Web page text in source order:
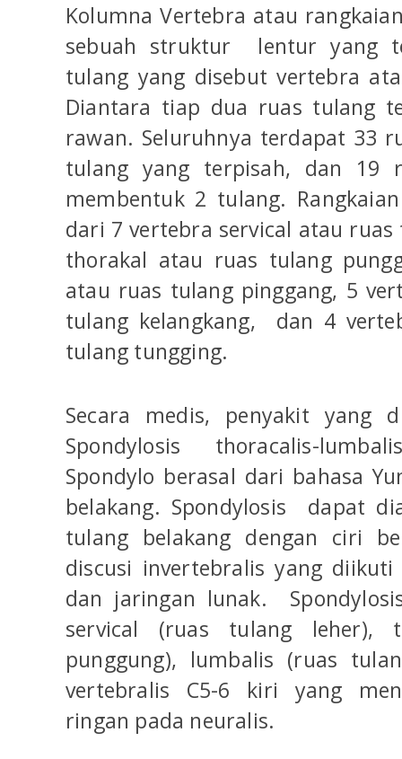
Kolumna Vertebra atau
sebuah struktur lentur yang
tulang yang disebut vertebra
Diantara tiap dua ruas tulang
rawan. Seluruhnya terdapat 33
tulang yang terpisah, dan 19
membentuk 2 tulang.
dari 7 vertebra servical atau
thorakal atau ruas tulang
atau ruas tulang pinggang, 5
tulang kelangkang, dan 4
tulang tungging.
Secara medis, penyakit yang
Spondylosis thoracalis-
Spondylo berasal dari bahasa
belakang. Spondylosis dapat
tulang belakang dengan ciri
discusi invertebralis yang
dan jaringan lunak.
servical (ruas tulang leher),
punggung), lumbalis (ruas
vertebralis C5-6 kiri yang
ringan pada neuralis.